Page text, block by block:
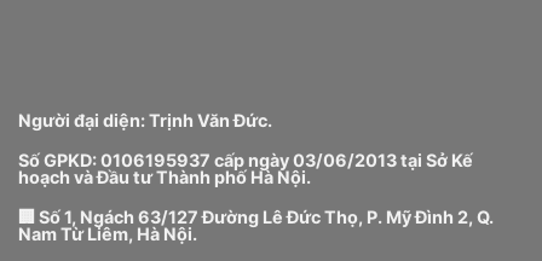
Người đại diện: Trịnh Văn Đức.
Số GPKD: 0106195937 cấp ngày 03/06/2013 tại Sở Kế
hoạch và Đầu tư Thành phố Hà Nội.
🏢 Số 1, Ngách 63/127 Đường Lê Đức Thọ, P. Mỹ Đình 2, Q.
Nam Từ Liêm, Hà Nội.